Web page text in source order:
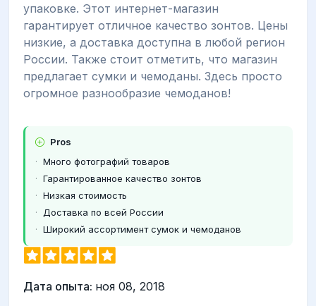
упаковке. Этот интернет-магазин
гарантирует отличное качество зонтов. Цены
низкие, а доставка доступна в любой регион
России. Также стоит отметить, что магазин
предлагает сумки и чемоданы. Здесь просто
огромное разнообразие чемоданов!
Pros
Много фотографий товаров
Гарантированное качество зонтов
Низкая стоимость
Доставка по всей России
Широкий ассортимент сумок и чемоданов
Дата опыта: ноя 08, 2018